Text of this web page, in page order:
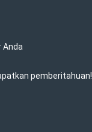
Anda
pemberitahuan!